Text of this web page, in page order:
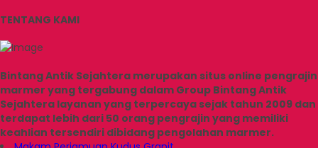
TENTANG KAMI
Bintang Antik Sejahtera merupakan situs online pengrajin
marmer yang tergabung dalam Group Bintang Antik
Sejahtera layanan yang terpercaya sejak tahun 2009 dan
terdapat lebih dari 50 orang pengrajin yang memiliki
keahlian tersendiri dibidang pengolahan marmer.